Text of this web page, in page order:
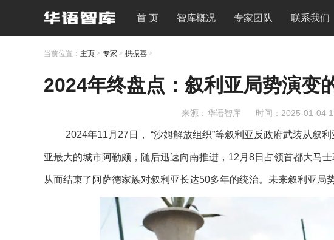
首 页 智库概况 专家团队 联系我们
当前位置： 主页 > 专家 > 拱振喜 >
2024年终盘点：叙利亚局势演变
来源：华语智库 时间：2025-01-04
2024年11月27日， “沙姆解放组织”等叙利亚反政府武装从叙
亚最大的城市阿勒颇，随后迅速向南推进，12月8日占领首都大马
从而结束了阿萨德家族对叙利亚长达50多年的统治。未来叙利亚局